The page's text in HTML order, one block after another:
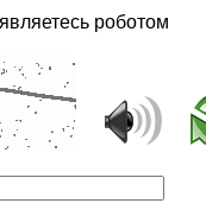
роботом